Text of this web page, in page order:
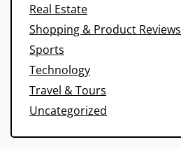
Real Estate
Shopping & Product Reviews
Sports
Technology
Travel & Tours
Uncategorized